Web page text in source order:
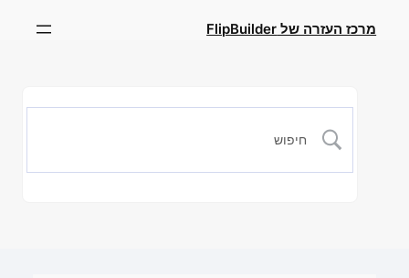
מרכז העזרה של FlipBuilder